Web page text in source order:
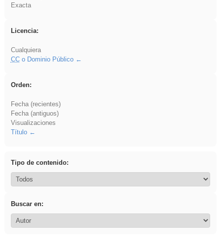
Exacta
Licencia:
Cualquiera
CCo Dominio Público
Orden:
Fecha (recientes)
Fecha (antiguos)
Visualizaciones
Título
Tipo de contenido:
Buscar en: